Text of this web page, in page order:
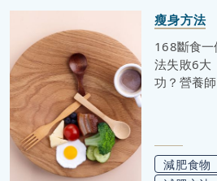
運動與飲食建議，幫助你更有效地
過多肌肉，使腿部看起來更加修
粗壯笨拙的感覺！接著看下去吧！
瘦身方法
168斷食
法失敗6大
功？營養
減肥食物